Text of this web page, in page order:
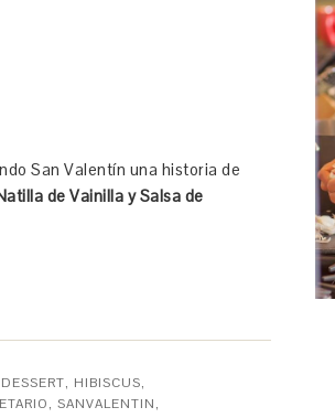
San Valentín una historia de
de Vainilla y Salsa de
DESSERT, HIBISCUS,
, SANVALENTIN,